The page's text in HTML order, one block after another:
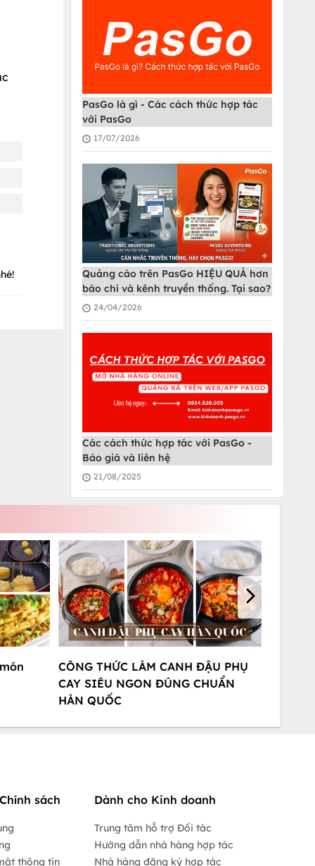
PasGo là gì - Các cách thức hợp tác
với PasGo
17/07/2026
Quảng cáo trên PasGo HIỆU QUẢ hơn
báo chí và kênh truyền thống. Tại sao?
24/04/2026
Các cách thức hợp tác với PasGo -
Báo giá và liên hệ
21/08/2025
CÔNG THỨC LÀM CANH ĐẬU PHỤ
CAY SIÊU NGON ĐÚNG CHUẨN
HÀN QUỐC
sách
thông tin
Dành cho Kinh doanh
Trung tâm hỗ trợ Đối tác
Hướng dẫn nhà hàng hợp tác
Nhà hàng đăng ký hợp tác